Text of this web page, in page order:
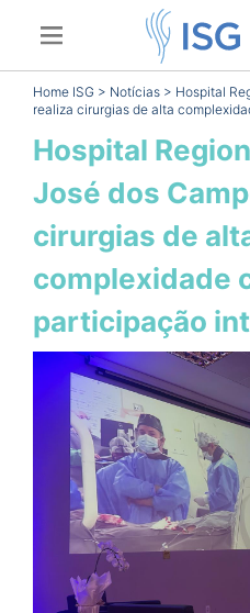
Home ISG > Notícias > Hospital
realiza cirurgias de alta
Notícia -
Hospital
José dos
cirurgias de
complexidade
participação